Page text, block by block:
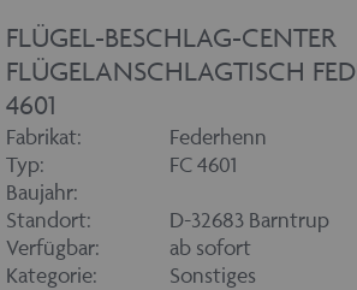
FLÜGEL-BESCHLAG-CENTER
FLÜGELANSCHLAGTISCH
4601
Fabrikat:
Federhenn
Typ:
FC 4601
Baujahr:
Standort:
D-32683 Barntrup
Verfügbar:
ab sofort
Kategorie:
Sonstiges